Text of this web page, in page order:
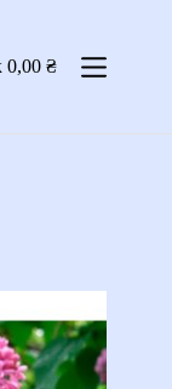
0,00₴